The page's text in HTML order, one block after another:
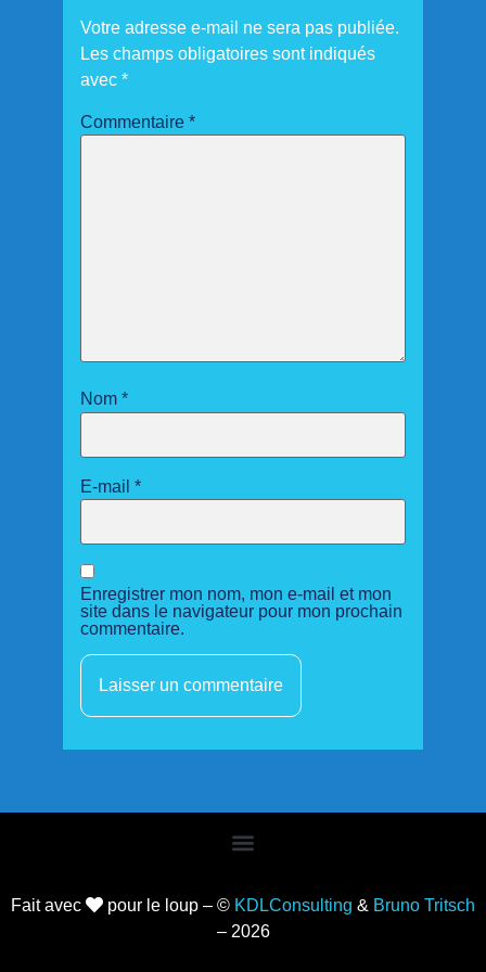
Votre adresse e-mail ne sera pas publiée.
Les champs obligatoires sont indiqués
avec *
Commentaire *
Nom *
E-mail *
Enregistrer mon nom, mon e-mail et mon
site dans le navigateur pour mon prochain
commentaire.
Fait avec pour le loup – © KDLConsulting & Bruno Tritsch
– 2026